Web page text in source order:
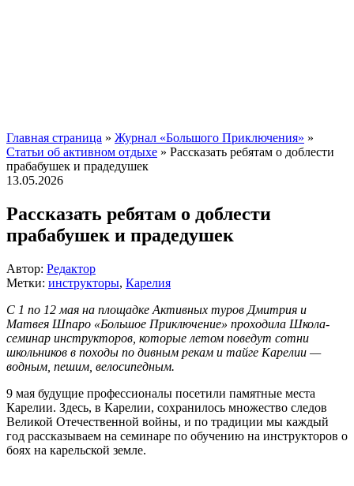
Главная страница » Журнал «Большого Приключения» »
Статьи об активном отдыхе » Рассказать ребятам о доблести
прабабушек и прадедушек
13.05.2026
Рассказать ребятам о доблести
прабабушек и прадедушек
Автор: Редактор
Метки: инструкторы, Карелия
С 1 по 12 мая на площадке Активных туров Дмитрия и
Матвея Шпаро «Большое Приключение» проходила Школа-
семинар инструкторов, которые летом поведут сотни
школьников в походы по дивным рекам и тайге Карелии —
водным, пешим, велосипедным.
9 мая будущие профессионалы посетили памятные места
Карелии. Здесь, в Карелии, сохранилось множество следов
Великой Отечественной войны, и по традиции мы каждый
год рассказываем на семинаре по обучению на инструкторов о
боях на карельской земле.